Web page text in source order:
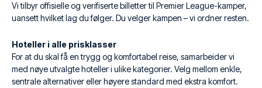
Vi tilbyr offisielle og verifiserte billetter til Premier League-kamper,
uansett hvilket lag du følger. Du velger kampen – vi ordner resten.
Hoteller i alle prisklasser
For at du skal få en trygg og komfortabel reise, samarbeider vi
med nøye utvalgte hoteller i ulike kategorier. Velg mellom enkle,
sentrale alternativer eller høyere standard med ekstra komfort.